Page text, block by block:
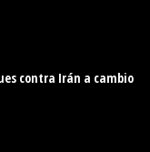
contra Irán a cambio